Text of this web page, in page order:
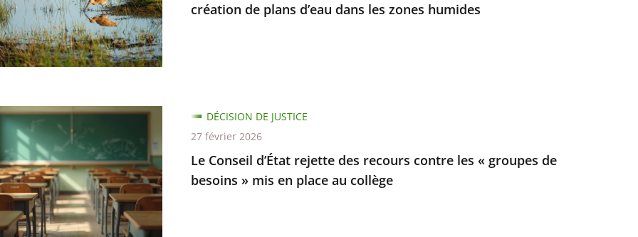
création de plans d’eau dans les zones humides
Le Conseil d’État rejette des recours contre les « groupes de
besoins » mis en place au collège
DÉCISION DE JUSTICE
27 février 2026